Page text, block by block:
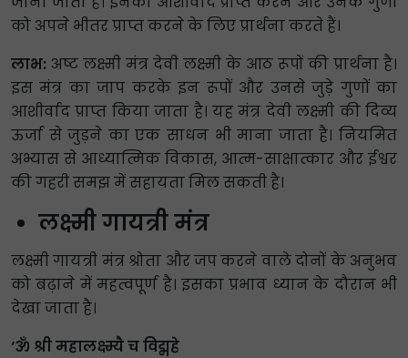
को अपने भीतर प्राप्त करने के लिए प्रार्थना करते हैं।
लाभ: अष्ट लक्ष्मी मंत्र देवी लक्ष्मी के आठ रूपों की प्रार्थना है।
इस मंत्र का जाप करके इन रूपों और उनसे जुड़े गुणों का
आशीर्वाद प्राप्त किया जाता है। यह मंत्र देवी लक्ष्मी की दिव्य
ऊर्जा से जुड़ने का एक साधन भी माना जाता है। नियमित
अभ्यास से आध्यात्मिक विकास, आत्म-साक्षात्कार और ईश्वर
की गहरी समझ में सहायता मिल सकती है।
लक्ष्मी गायत्री मंत्र
लक्ष्मी गायत्री मंत्र श्रोता और जप करने वाले दोनों के अनुभव
को बढ़ाने में महत्वपूर्ण है। इसका प्रभाव ध्यान के दौरान भी
देखा जाता है।
‘ॐ श्री महालक्ष्म्यै च विद्महे